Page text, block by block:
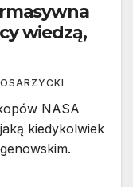
wiedzą,
NASA
kiedykolwiek